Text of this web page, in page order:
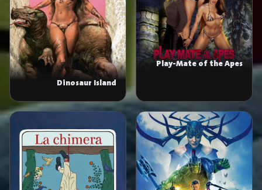
Play-Mate of the Apes
Dinosaur Island